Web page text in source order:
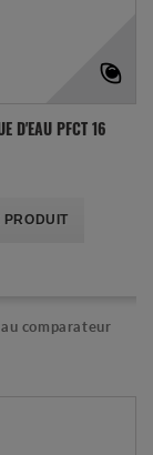
D'EAU PFCT 16
PRODUIT
comparateur